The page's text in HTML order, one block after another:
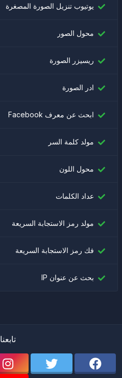
يوتيوب تنزيل الصورة المصغرة
محول الصور
ريسيزر الصورة
ادر الصورة
ابحث عن معرف Facebook
مولد كلمة السر
محول اللون
عداد الكلمات
مولد رمز الاستجابة السريعة
فك رمز الاستجابة السريعة
بحث عن عنوان IP
تابعنا